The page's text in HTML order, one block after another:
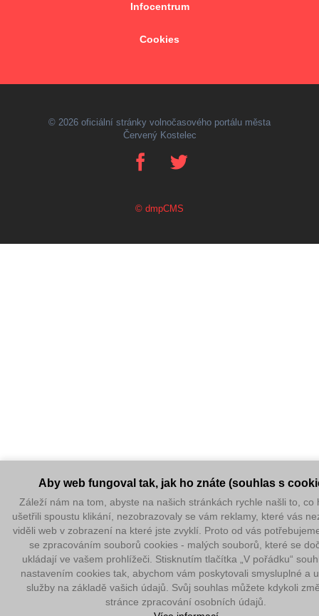
Infocentrum
Cookies
© 2026 oficiální stránky volnočasového portálu města
Červený Kostelec
© dmpCMS
Aby web fungoval tak, jak ho znáte (souhlas s
Záleží nám na tom, abyste na našich stránkách rychle našli to, co
ušetřili spoustu klikání, nezobrazovaly se vám reklamy, které vás
viděli web v zobrazení na které jste zvyklí. Proto od vás
se zpracováním souborů cookies - malých souborů, které se
ukládají ve vašem prohlížeči. Stisknutím tlačítka „V pořádku“
nastavením cookies tak, abychom vám poskytovali smysluplné a
služby na základě vašich údajů. Svůj souhlas můžete kdykoli
stránce zpracování osobních údajů.